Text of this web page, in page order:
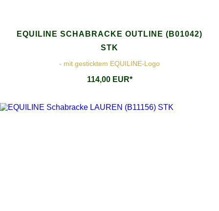
EQUILINE SCHABRACKE OUTLINE (B01042)
STK
- mit gesticktem EQUILINE-Logo
114,00 EUR*